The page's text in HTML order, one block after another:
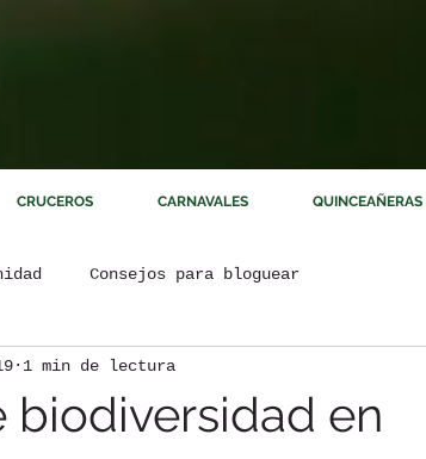
CRUCEROS CARNAVALES QUINCEAÑERAS
Consejos para bloguear
biodiversidad en
1 min de lectura